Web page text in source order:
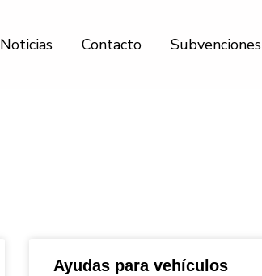
Noticias Contacto Subvenciones
Ayudas para vehículos